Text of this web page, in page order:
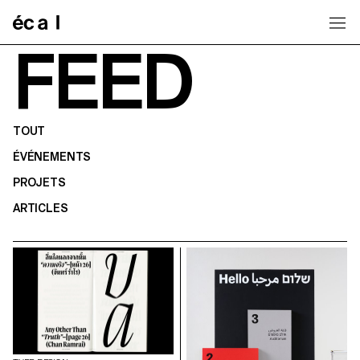
FEED
TOUT
ÉVÉNEMENTS
PROJETS
ARTICLES